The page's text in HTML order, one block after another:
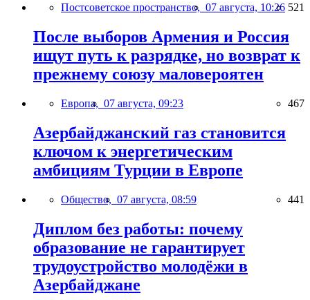
Постсоветское пространство, 07 августа, 10:26 521
После выборов Армения и Россия
ищут путь к разрядке, но возврат к
прежнему союзу маловероятен
Европа, 07 августа, 09:23 467
Азербайджанский газ становится
ключом к энергетическим
амбициям Турции в Европе
Общество, 07 августа, 08:59 441
Диплом без работы: почему
образование не гарантирует
трудоустройство молодёжи в
Азербайджане